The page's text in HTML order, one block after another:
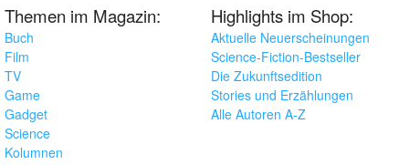
Themen im Magazin:
Buch
Film
TV
Game
Gadget
Science
Kolumnen
Highlights im Shop:
Aktuelle Neuerscheinungen
Science-Fiction-Bestseller
Die Zukunftsedition
Stories und Erzählungen
Alle Autoren A-Z